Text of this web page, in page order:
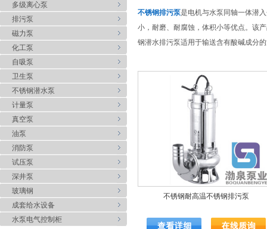
多级离心泵
排污泵
磁力泵
化工泵
自吸泵
卫生泵
不锈钢潜水泵
计量泵
真空泵
油泵
消防泵
试压泵
深井泵
玻璃钢
成套给水设备
水泵电气控制柜
不锈钢排污泵是电机与水泵同轴一体潜
小，耐磨、耐腐蚀，体积小等优点。该
钢潜水排污泵适用于输送含有酸碱成分
不锈钢耐高温不锈钢排污泵